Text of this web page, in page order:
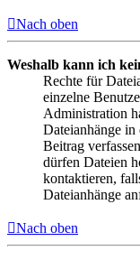
Nach oben
Weshalb kann ich
Rechte für
einzelne
Administration
Dateianhänge
Beitrag
dürfen Dateien
kontaktieren,
Dateianhänge
Nach oben